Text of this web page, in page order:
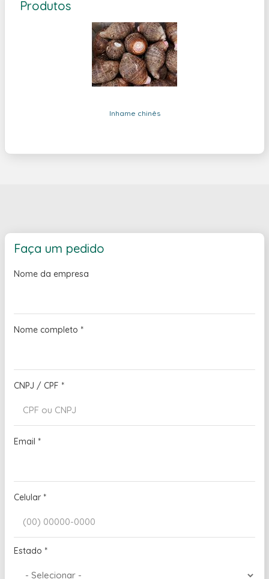
Produtos
Inhame chinês
Faça um pedido
Nome da empresa
Nome completo *
CNPJ / CPF *
Email *
Celular *
Estado *